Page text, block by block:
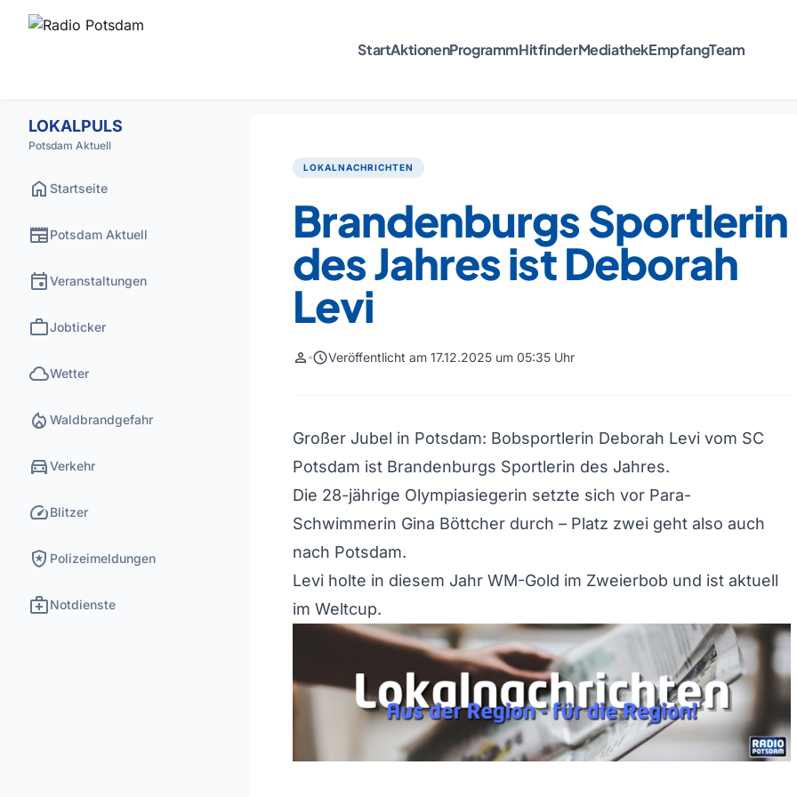
StartAktionenProgrammHitfinderMediathekEmpfangTeam
LOKALPULS
Potsdam Aktuell
home Startseite
newspaperPotsdam Aktuell
eventVeranstaltungen
workJobticker
cloudWetter
local_fire_department Waldbrandgefahr
directions_carVerkehr
speedBlitzer
local_police Polizeimeldungen
medical_servicesNotdienste
LOKALNACHRICHTEN
Brandenburgs Sportlerin
des Jahres ist Deborah
Levi
person scheduleVeröffentlicht am 17.12.2025 um 05:35 Uhr
Großer Jubel in Potsdam: Bobsportlerin Deborah Levi vom SC
Potsdam ist Brandenburgs Sportlerin des Jahres.
Die 28-jährige Olympiasiegerin setzte sich vor Para-
Schwimmerin Gina Böttcher durch – Platz zwei geht also auch
nach Potsdam.
Levi holte in diesem Jahr WM-Gold im Zweierbob und ist aktuell
im Weltcup.